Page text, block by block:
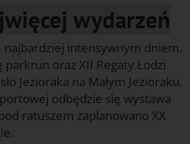
wydarzeń
najbardziej intensywnym dniem.
parkrun oraz XII Regaty Łodzi
Jezioraka na Małym Jezioraku.
odbędzie się wystawa
ratuszem zaplanowano XX